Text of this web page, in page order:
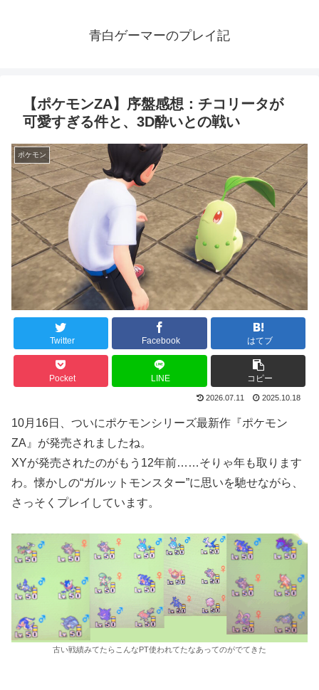
青白ゲーマーのプレイ記
【ポケモンZA】序盤感想：チコリータが
可愛すぎる件と、3D酔いとの戦い
ポケモン
Twitter Facebook はてブ
Pocket LINE コピー
2026.07.11 2025.10.18
10月16日、ついにポケモンシリーズ最新作『ポケモン
ZA』が発売されましたね。
XYが発売されたのがもう12年前……そりゃ年も取ります
わ。懐かしの“ガルットモンスター”に思いを馳せながら、
さっそくプレイしています。
古い戦績みてたらこんなPT使われてたなあってのがでてきた